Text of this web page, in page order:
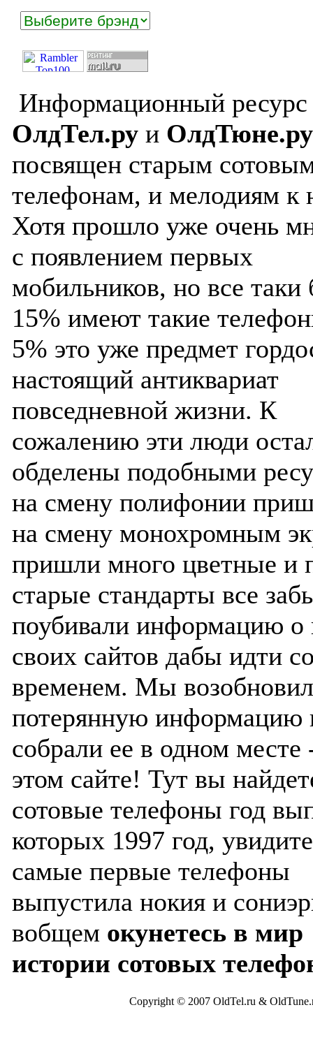
Информационный ресурс
ОлдТел.ру и ОлдТюне.ру
посвящен старым
телефонам, и мелодиям к
Хотя прошло уже очень
с появлением первых
мобильников, но все таки
15% имеют такие
5% это уже предмет
настоящий антиквариат
повседневной жизни. К
сожалению эти люди
обделены подобными
на смену полифонии
на смену монохромным
пришли много цветные и
старые стандарты все
поубивали информацию о
своих сайтов дабы идти
временем. Мы
потерянную информацию
собрали ее в одном месте
этом сайте! Тут вы
сотовые телефоны год
которых 1997 год,
самые первые телефоны
выпустила нокия и
вобщем окунетесь в мир
истории сотовых
Copyright © 2007 OldTel.ru &